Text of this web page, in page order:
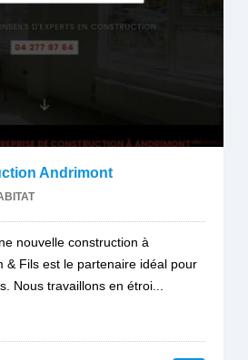
Andrimont
nouvelle construction à
& Fils est le partenaire idéal pour
Nous travaillons en étroi...